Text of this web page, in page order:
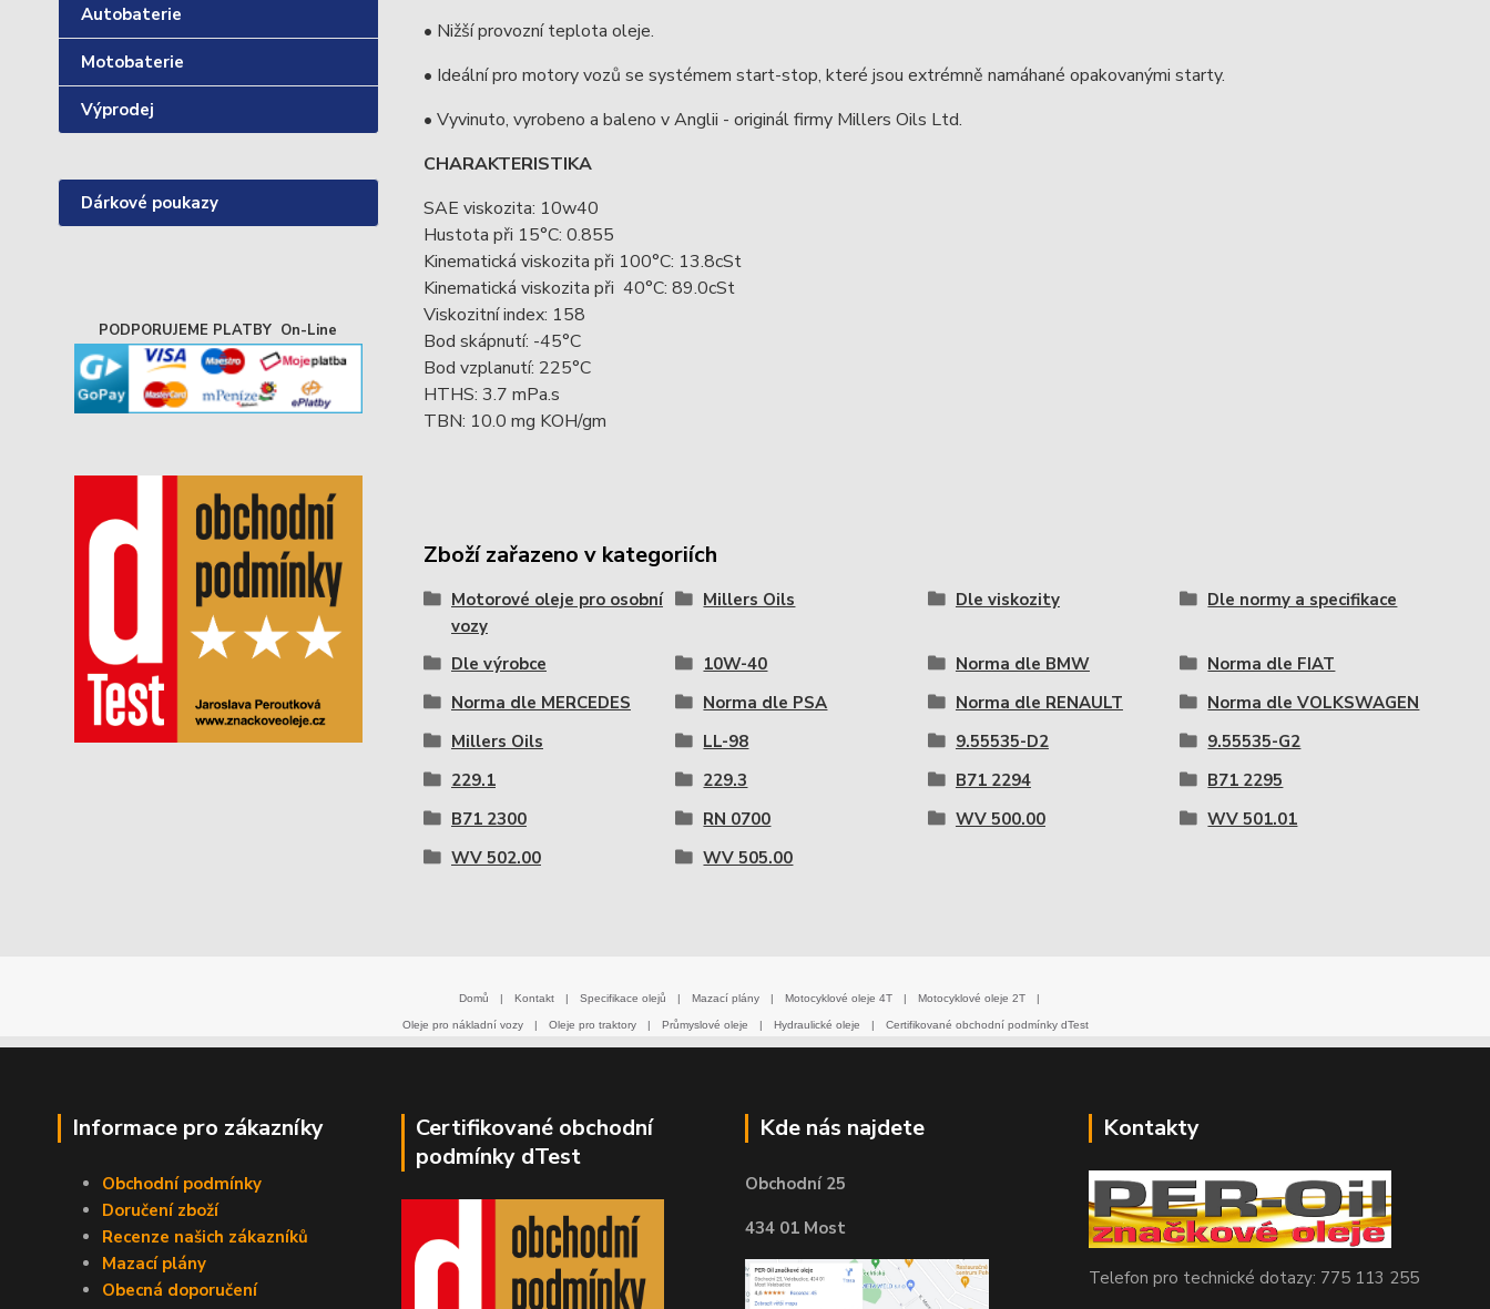
Autobaterie
Motobaterie
Výprodej
Dárkové poukazy
PODPORUJEME PLATBY On-Line
• Nižší provozní teplota oleje.
• Ideální pro motory vozů se systémem start-stop, které jsou extrémně namáhané opakovanými starty.
• Vyvinuto, vyrobeno a baleno v Anglii - originál firmy Millers Oils Ltd.
CHARAKTERISTIKA
SAE viskozita: 10w40
Hustota při 15°C: 0.855
Kinematická viskozita při 100°C: 13.8cSt
Kinematická viskozita při 40°C: 89.0cSt
Viskozitní index: 158
Bod skápnutí: -45°C
Bod vzplanutí: 225°C
HTHS: 3.7 mPa.s
TBN: 10.0 mg KOH/gm
Zboží zařazeno v kategoriích
Motorové oleje pro osobní
vozy
Millers Oils Dle viskozity Dle normy a specifikace
Dle výrobce 10W-40 Norma dle BMW
Norma dle FIAT
Norma dle MERCEDES
Norma dle PSA Norma dle RENAULT
Norma dle VOLKSWAGEN
Millers Oils
LL-98 9.55535-D2
9.55535-G2
229.1
229.3 B71 2294
B71 2295
B71 2300
RN 0700 WV 500.00
WV 501.01
WV 502.00
WV 505.00
Domů | Kontakt | Specifikace olejů | Mazací plány | Motocyklové oleje 4T | Motocyklové oleje 2T |
Oleje pro nákladní vozy | Oleje pro traktory | Průmyslové oleje | Hydraulické oleje | Certifikované obchodní podmínky dTest
Informace pro zákazníky
Obchodní podmínky
Doručení zboží
Recenze našich zákazníků
Mazací plány
Obecná doporučení
Certifikované obchodní
podmínky dTest
Kde nás najdete
Obchodní 25
434 01 Most
Kontakty
Telefon pro technické dotazy: 775 113 255